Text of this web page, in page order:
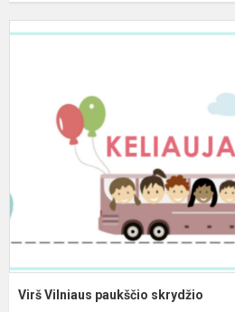
Virš Vilniaus paukščio skrydžio